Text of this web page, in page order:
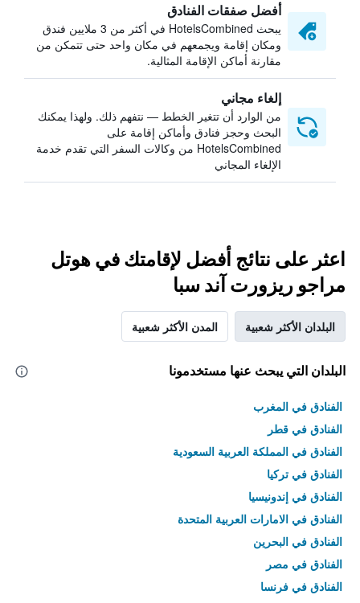
أفضل صفقات الفنادق
يبحث HotelsCombined في أكثر من 3 ملايين فندق
ومكان إقامة ويجمعهم في مكان واحد حتى تتمكن من
مقارنة أماكن الإقامة المثالية.
إلغاء مجاني
من الوارد أن تتغير الخطط — نتفهم ذلك. ولهذا يمكنك
البحث وحجز فنادق وأماكن إقامة على
HotelsCombined من وكالات السفر التي تقدم خدمة
الإلغاء المجاني
اعثر على نتائج أفضل لإقامتك في هوتل
مراجو ريزورت آند سبا
البلدان الأكثر شعبية المدن الأكثر شعبية
البلدان التي يبحث عنها مستخدمونا
الفنادق في المغرب
الفنادق في قطر
الفنادق في المملكة العربية السعودية
الفنادق في تركيا
الفنادق في إندونيسيا
الفنادق في الامارات العربية المتحدة
الفنادق في البحرين
الفنادق في مصر
الفنادق في فرنسا